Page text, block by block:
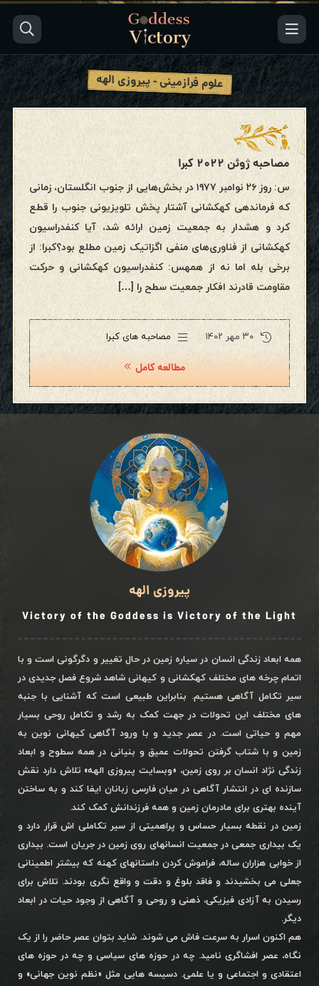
علوم فرازمینی - پیروزی الهه
مصاحبه ژوئن ۲۰۲۲ کبرا
س: روز ۲۶ نوامبر ۱۹۷۷ در بخش‌هایی از جنوب انگلستان، زمانی
که فرماندهی کهکشانی آشتار پخش تلویزیونی جنوب را قطع
کرد و هشدار به جمعیت زمین ارائه شد، آیا کنفدراسیون
کهکشانی از فناوری‌های منفی اگزاتیک زمین مطلع بود؟کبرا: از
برخی بله اما نه از همهس: کنفدراسیون کهکشانی و حرکت
مقاومت قادرند افکار جمعیت سطح را […]
۳۰ مهر ۱۴۰۲ مصاحبه های کبرا
مطالعه کامل
پیروزی الهه
Victory of the Goddess is Victory of the Light
همه ابعاد زندگی انسان در سیاره زمین در حال تغییر و دگرگونی است و با
اتمام چرخه های مختلف کهکشانی و کیهانی شاهد شروع فصل جدیدی در
سیر تکامل آگاهی هستیم. بنابراین طبیعی است که آشنایی با جنبه
های مختلف این تحولات در جهت کمک به رشد و تکامل روحی بسیار
مهم و حیاتی است. در عصر جدید و با ورود آگاهی کیهانی نوین به
زمین و با شتاب گرفتن تحولات عمیق و بنیانی در همه سطوح و ابعاد
زندگی نژاد انسان بر روی زمین، «وبسایت پیروزی الهه» تلاش دارد نقش
سازنده ای در انتشار آگاهی در میان فارسی زبانان ایفا کند و به ساختن
آینده بهتری برای مادرمان زمین و همه فرزندانش کمک کند.
زمین در نقطه بسیار حساس و پراهمیتی از سیر تکاملی اش قرار دارد و
یک بیداری جمعی در جمعیت انسانهای روی زمین در جریان است. بیداری
از خوابی هزاران ساله، فراموش کردن داستانهای کهنه که بیشتر اطمینانی
جعلی می بخشیدند و فاقد بلوغ و دقت و واقع نگری بودند. تلاش برای
رسیدن به آزادی فیزیکی، ذهنی و روحی و آگاهی از وجود حیات در ابعاد
دیگر.
هم اکنون اسرار به سرعت فاش می شوند. شاید بتوان عصر حاضر را از یک
نگاه، عصر افشاگری نامید. چه در حوزه های سیاسی و چه در حوزه های
اعتقادی و اجتماعی و یا علمی. دسیسه هایی مثل «نظم نوین جهانی» و